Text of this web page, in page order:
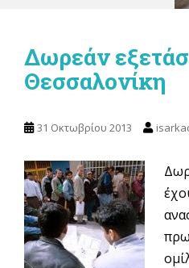
Δωρεάν
Θεσσαλονίκη
31 Οκτωβρίου 2013